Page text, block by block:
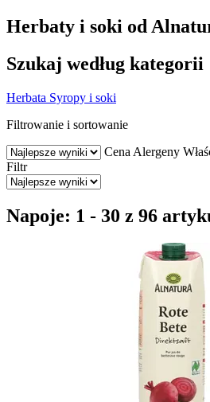
Herbaty i soki od
Szukaj według kategorii
Herbata Syropy i soki
Filtrowanie i sortowanie
Cena Alergeny
Filtr
Napoje: 1 - 30 z 96